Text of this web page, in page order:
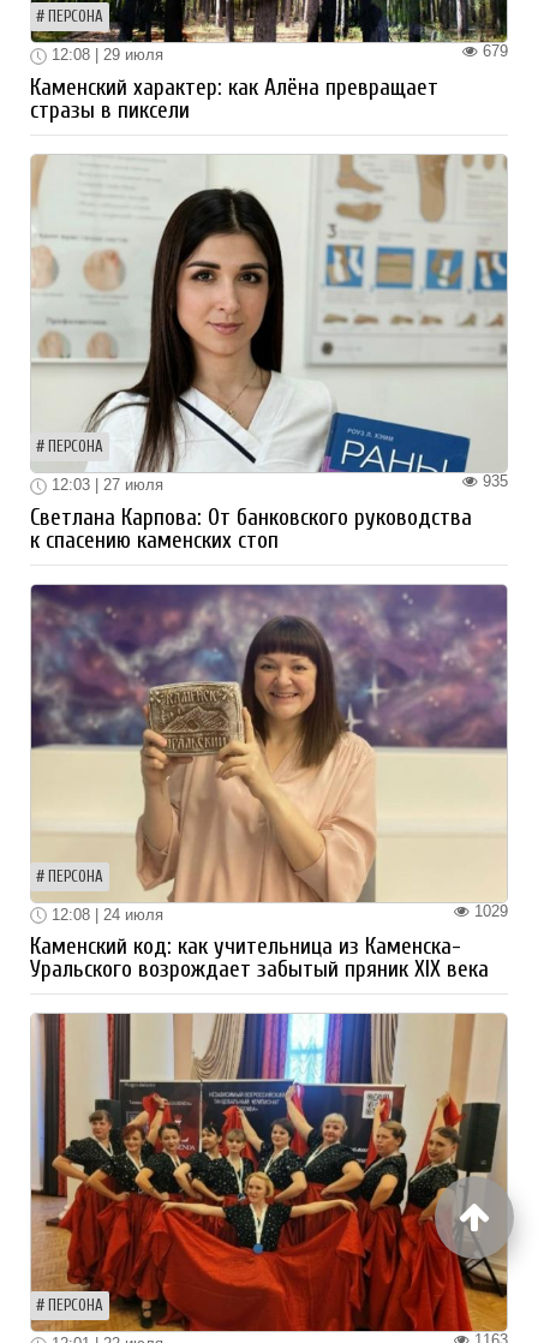
ПЕРСОНА
679
12:08 | 29 июля
Каменский характер: как Алёна превращает
стразы в пиксели
ПЕРСОНА
935
12:03 | 27 июля
Светлана Карпова: От банковского руководства
к спасению каменских стоп
ПЕРСОНА
1029
12:08 | 24 июля
Каменский код: как учительница из Каменска-
Уральского возрождает забытый пряник XIX века
ПЕРСОНА